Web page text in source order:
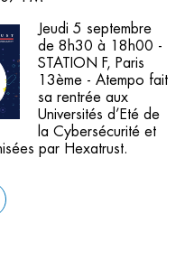
Jeudi 5 septembre
de 8h30 à 18h00 -
STATION F, Paris
13ème - Atempo fait
sa rentrée aux
Universités d’Eté de
la Cybersécurité et
par Hexatrust.